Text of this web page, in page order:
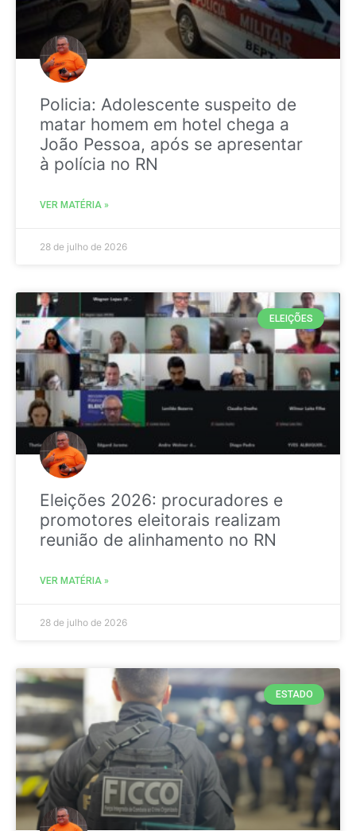
Policia: Adolescente suspeito de
matar homem em hotel chega a
João Pessoa, após se apresentar
à polícia no RN
VER MATÉRIA »
28 de julho de 2026
ELEIÇÕES
Eleições 2026: procuradores e
promotores eleitorais realizam
reunião de alinhamento no RN
VER MATÉRIA »
28 de julho de 2026
ESTADO